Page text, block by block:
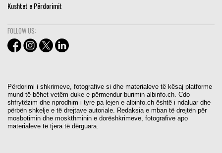
Kushtet e Përdorimit
FOLLOW US:
Përdorimi i shkrimeve, fotografive si dhe materialeve të kësaj platforme
mund të bëhet vetëm duke e përmendur burimin albinfo.ch. Cdo
shfrytëzim dhe riprodhim i tyre pa lejen e albinfo.ch është i ndaluar dhe
përbën shkelje e të drejtave autoriale. Redaksia e mban të drejtën për
mosbotimin dhe moskthminin e dorëshkrimeve, fotografive apo
materialeve të tjera të dërguara.